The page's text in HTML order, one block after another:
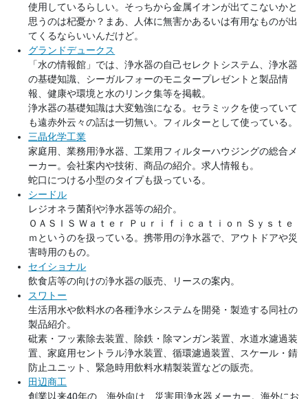
使用しているらしい。そっちから金属イオンが出てこないかと
思うのは杞憂か？まあ、人体に無害かあるいは有用なものが出
てくるならいいんだけど。
グランドデュークス
「水の情報館」では、浄水器の自己セレクトシステム、浄水器
の基礎知識、シーガルフォーのモニタープレゼントと製品情
報、健康や環境と水のリンク集等を掲載。
浄水器の基礎知識は大変勉強になる。セラミックを使っていて
も遠赤外云々の話は一切無い。フィルターとして使っている。
三晶化学工業
家庭用、業務用浄水器、工業用フィルターハウジングの総合メ
ーカー。会社案内や技術、商品の紹介。求人情報も。
蛇口につける小型のタイプも扱っている。
シードル
レジオネラ菌剤や浄水器等の紹介。
ＯＡＳＩＳ Ｗａｔｅｒ Ｐｕｒｉｆｉｃａｔｉｏｎ Ｓｙｓｔｅ
ｍというのを扱っている。携帯用の浄水器で、アウトドアや災
害時用のもの。
セイショナル
飲食店等の向けの浄水器の販売、リースの案内。
スワトー
生活用水や飲料水の各種浄水システムを開発・製造する同社の
製品紹介。
砒素・フッ素除去装置、除鉄・除マンガン装置、水道水濾過装
置、家庭用セントラル浄水装置、循環濾過装置、スケール・錆
防止ユニット、緊急時用飲料水精製装置などの販売。
田辺商工
創業以来40年の、海外向け、災害用浄水器メーカー。海外にお